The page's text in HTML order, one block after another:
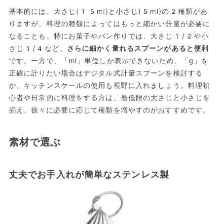
基本的には、大さじ(15ml)と小さじ(5ml)の2種類があ
りますが、料理の種類によってはもっと細かい分量が必要に
なることも。特にお菓子やパン作りでは、大さじ1/2や小
さじ1/4など、 さらに細かく量れるスプーンがあると便利
です。一方で、「ml」単位しか表示できないため、「g」を
正確に計りたい場合はデジタル式計量スプーンを検討する
か、キッチンスケールの使用も視野に入れましょう。料理初
心者や日常的に料理をする方は、最低限の大さじと小さじを
揃え、徐々に必要に応じて種類を増やすのがおすすめです。
素材で選ぶ
丈夫でお手入れが簡単なステンレス製